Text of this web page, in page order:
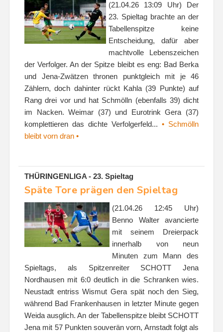
(21.04.26 13:09 Uhr) Der
23. Spieltag brachte an der
Tabellenspitze keine
Entscheidung, dafür aber
machtvolle Lebenszeichen
der Verfolger. An der Spitze bleibt es eng: Bad Berka
und Jena-Zwätzen thronen punktgleich mit je 46
Zählern, doch dahinter rückt Kahla (39 Punkte) auf
Rang drei vor und hat Schmölln (ebenfalls 39) dicht
im Nacken. Weimar (37) und Eurotrink Gera (37)
komplettieren das dichte Verfolgerfeld... • Schmölln
bleibt vorn dran •
THÜRINGENLIGA - 23. Spieltag
Späte Tore prägen den Spieltag
(21.04.26 12:45 Uhr)
Benno Walter avancierte
mit seinem Dreierpack
innerhalb von neun
Minuten zum Mann des
Spieltags, als Spitzenreiter SCHOTT Jena
Nordhausen mit 6:0 deutlich in die Schranken wies.
Neustadt entriss Wismut Gera spät noch den Sieg,
während Bad Frankenhausen in letzter Minute gegen
Weida ausglich. An der Tabellenspitze bleibt SCHOTT
Jena mit 57 Punkten souverän vorn, Arnstadt folgt als